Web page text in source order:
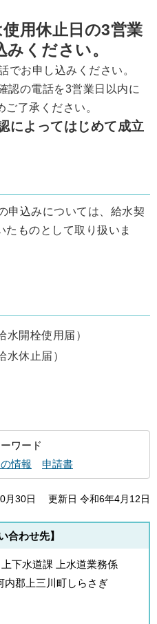
用休止日の3営業
ください。
でお申し込みください。
認の電話を3営業日以内に
ご了承ください。
によってはじめて成立
申込みについては、給水契
ものとして取り扱いま
水開栓使用届）
水休止届）
ワード
情報 申請書
月30日 更新日 令和6年4月12日
合わせ先】
下水道課 上水道業務係
内郡上三川町しらさぎ